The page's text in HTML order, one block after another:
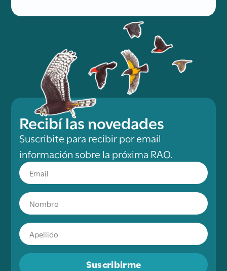
Recibí las novedades
Suscribite para recibir por email
información sobre la próxima RAO.
Suscribirme